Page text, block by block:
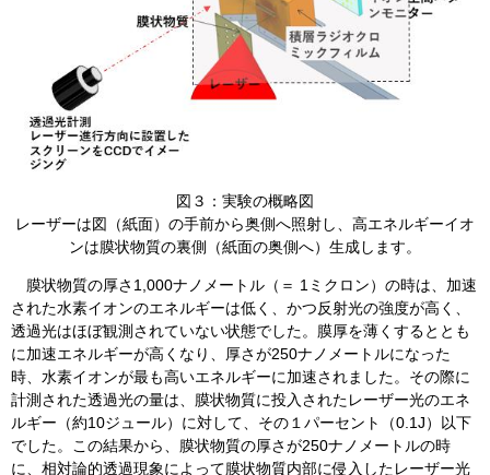
​図３：実験の概略図
レーザーは図（紙面）の手前から奥側へ照射し、高エネルギーイオ
ンは膜状物質の裏側（紙面の奥側へ）生成します。
膜状物質の厚さ1,000ナノメートル（＝ 1ミクロン）の時は、加速
された水素イオンのエネルギーは低く、かつ反射光の強度が高く、
透過光はほぼ観測されていない状態でした。膜厚を薄くするととも
に加速エネルギーが高くなり、厚さが250ナノメートルになった
時、水素イオンが最も高いエネルギーに加速されました。その際に
計測された透過光の量は、膜状物質に投入されたレーザー光のエネ
ルギー（約10ジュール）に対して、その１パーセント（0.1J）以下
でした。この結果から、膜状物質の厚さが250ナノメートルの時
に、相対論的透過現象によって膜状物質内部に侵入したレーザー光